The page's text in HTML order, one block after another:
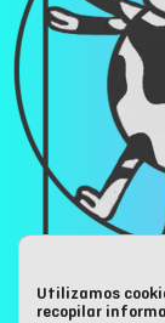
Utilizamos
recopilar